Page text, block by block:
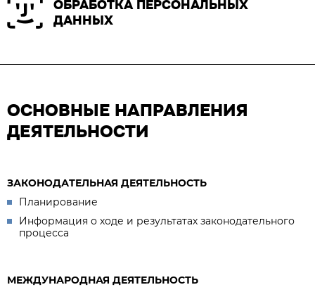
ОБРАБОТКА ПЕРСОНАЛЬНЫХ
ДАННЫХ
ОСНОВНЫЕ НАПРАВЛЕНИЯ
ДЕЯТЕЛЬНОСТИ
ЗАКОНОДАТЕЛЬНАЯ ДЕЯТЕЛЬНОСТЬ
Планирование
Информация о ходе и результатах законодательного
процесса
МЕЖДУНАРОДНАЯ ДЕЯТЕЛЬНОСТЬ